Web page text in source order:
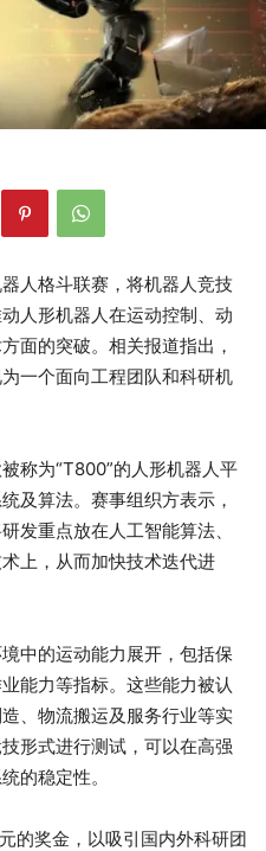
人格斗联赛，将机器人竞技
人形机器人在运动控制、动
面的突破。相关报道指出，
一个面向工程团队和科研机
称为“T800”的人形机器人平
及算法。赛事组织方表示，
发重点放在人工智能算法、
上，从而加快技术迭代进
中的运动能力展开，包括保
能力等指标。这些能力被认
、物流搬运及服务行业等实
形式进行测试，可以在高强
的稳定性。
的奖金，以吸引国内外科研团